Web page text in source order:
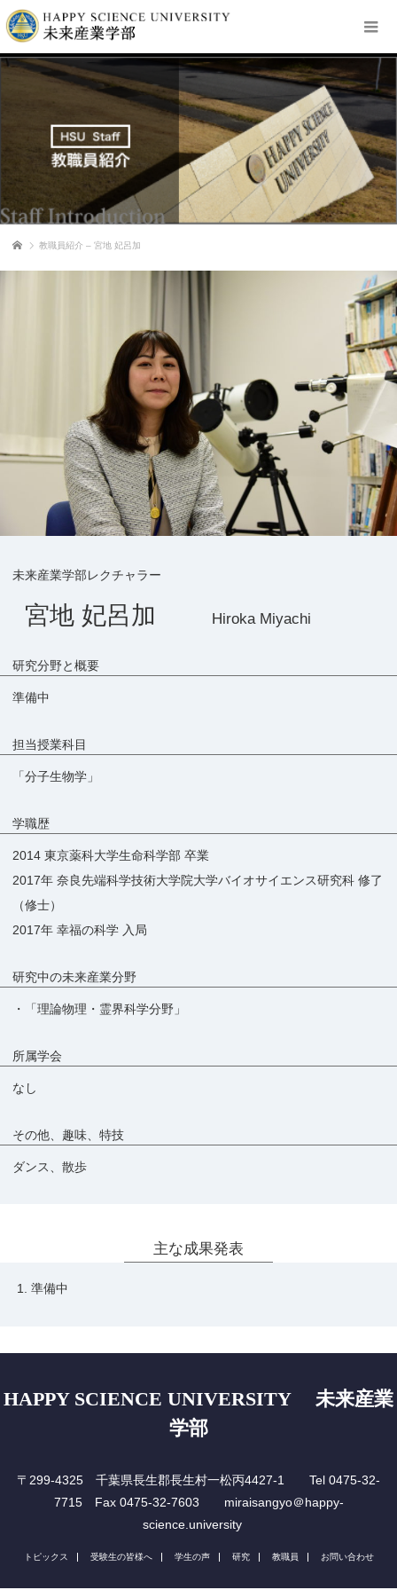
教職員紹介 – 宮地 妃呂加
ホーム 教職員紹介 – 宮地 妃呂加
未来産業学部レクチャラー
宮地 妃呂加 Hiroka Miyachi
研究分野と概要
準備中
担当授業科目
「分子生物学」
学職歴
2014 東京薬科大学生命科学部 卒業
2017年 奈良先端科学技術大学院大学バイオサイエンス研究科 修了
（修士）
2017年 幸福の科学 入局
研究中の未来産業分野
・「理論物理・霊界科学分野」
所属学会
なし
その他、趣味、特技
ダンス、散歩
主な成果発表
準備中
HAPPY SCIENCE UNIVERSITY 未来産業
学部
〒299-4325 千葉県長生郡長生村一松丙4427-1 Tel 0475-32-
7715 Fax 0475-32-7603 miraisangyo＠happy-
science.university
トピックス 受験生の皆様へ 学生の声 研究 教職員 お問い合わせ